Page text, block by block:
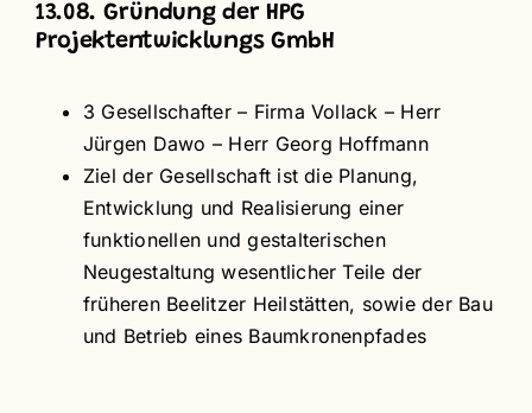
13.08. Gründung der HPG
Projektentwicklungs GmbH
3 Gesellschafter – Firma Vollack – Herr
Jürgen Dawo – Herr Georg Hoffmann
Ziel der Gesellschaft ist die Planung,
Entwicklung und Realisierung einer
funktionellen und gestalterischen
Neugestaltung wesentlicher Teile der
früheren Beelitzer Heilstätten, sowie der Bau
und Betrieb eines Baumkronenpfades